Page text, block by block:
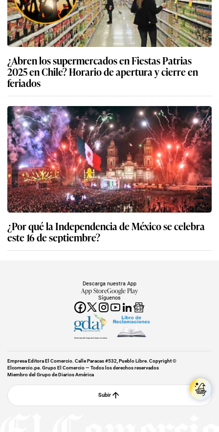
¿Abren los supermercados en Fiestas Patrias
2025 en Chile? Horario de apertura y cierre en
feriados
¿Por qué la Independencia de México se celebra
este 16 de septiembre?
Síguenos
Descarga nuestra App
App StoreGoogle Play
Miembro del Grupo de Diarios América
Empresa Editora El Comercio. Calle Paracas #532, Pueblo Libre. Copyright ©
Elcomercio.pe. Grupo El Comercio — Todos los derechos reservados
Miembro del Grupo de Diarios América
Subir